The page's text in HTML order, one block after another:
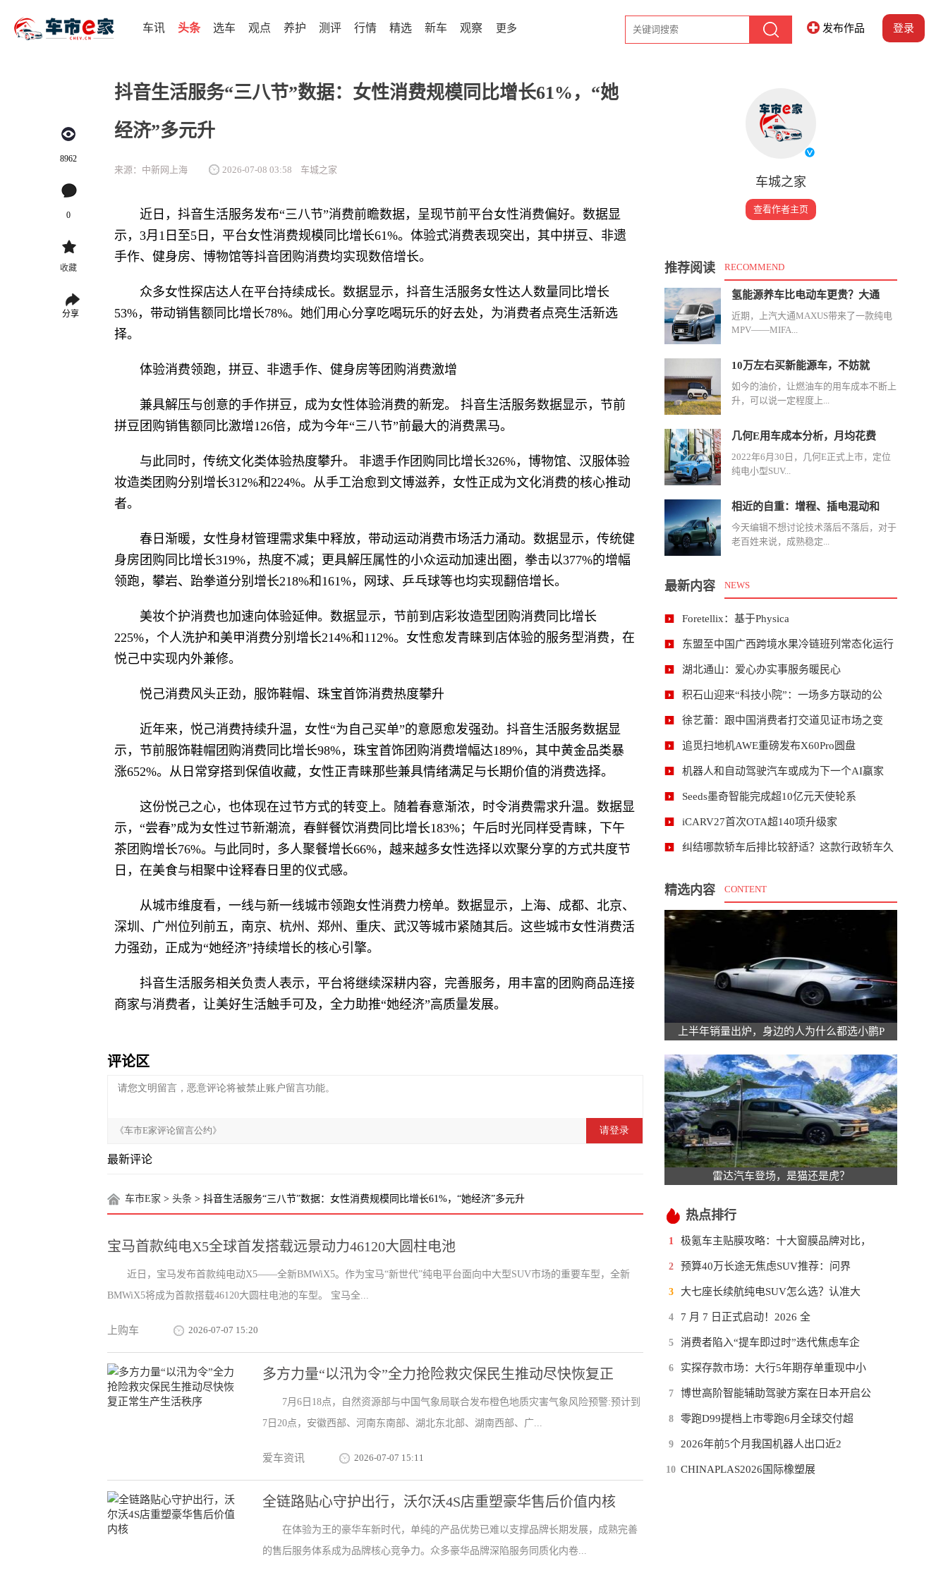
车讯 头条 选车 观点 养护 测评 行情 精选 新车 观察 更多 发布作品 登录
8962
0
收藏
分享
抖音生活服务“三八节”数据：女性消费规模同比增长61%，“她
经济”多元升
来源：中新网上海 2026-07-08 03:58 车城之家
近日，抖音生活服务发布“三八节”消费前瞻数据，呈现节前平台女性消费偏好。数据显
示，3月1日至5日，平台女性消费规模同比增长61%。体验式消费表现突出，其中拼豆、非遗
手作、健身房、博物馆等抖音团购消费均实现数倍增长。
众多女性探店达人在平台持续成长。数据显示，抖音生活服务女性达人数量同比增长
53%，带动销售额同比增长78%。她们用心分享吃喝玩乐的好去处，为消费者点亮生活新选
择。
体验消费领跑，拼豆、非遗手作、健身房等团购消费激增
兼具解压与创意的手作拼豆，成为女性体验消费的新宠。 抖音生活服务数据显示，节前
拼豆团购销售额同比激增126倍，成为今年“三八节”前最大的消费黑马。
与此同时，传统文化类体验热度攀升。 非遗手作团购同比增长326%，博物馆、汉服体验
妆造类团购分别增长312%和224%。从手工治愈到文博滋养，女性正成为文化消费的核心推动
者。
春日渐暖，女性身材管理需求集中释放，带动运动消费市场活力涌动。数据显示，传统健
身房团购同比增长319%，热度不减；更具解压属性的小众运动加速出圈，拳击以377%的增幅
领跑，攀岩、跆拳道分别增长218%和161%，网球、乒乓球等也均实现翻倍增长。
美妆个护消费也加速向体验延伸。数据显示，节前到店彩妆造型团购消费同比增长
225%，个人洗护和美甲消费分别增长214%和112%。女性愈发青睐到店体验的服务型消费，在
悦己中实现内外兼修。
悦己消费风头正劲，服饰鞋帽、珠宝首饰消费热度攀升
近年来，悦己消费持续升温，女性“为自己买单”的意愿愈发强劲。抖音生活服务数据显
示，节前服饰鞋帽团购消费同比增长98%，珠宝首饰团购消费增幅达189%，其中黄金品类暴
涨652%。从日常穿搭到保值收藏，女性正青睐那些兼具情绪满足与长期价值的消费选择。
这份悦己之心，也体现在过节方式的转变上。随着春意渐浓，时令消费需求升温。数据显
示，“尝春”成为女性过节新潮流，春鲜餐饮消费同比增长183%；午后时光同样受青睐，下午
茶团购增长76%。与此同时，多人聚餐增长66%，越来越多女性选择以欢聚分享的方式共度节
日，在美食与相聚中诠释春日里的仪式感。
从城市维度看，一线与新一线城市领跑女性消费力榜单。数据显示，上海、成都、北京、
深圳、广州位列前五，南京、杭州、郑州、重庆、武汉等城市紧随其后。这些城市女性消费活
力强劲，正成为“她经济”持续增长的核心引擎。
抖音生活服务相关负责人表示，平台将继续深耕内容，完善服务，用丰富的团购商品连接
商家与消费者，让美好生活触手可及，全力助推“她经济”高质量发展。
评论区
最新评论
车市E家 > 头条 > 抖音生活服务“三八节”数据：女性消费规模同比增长61%，“她经济”多元升
宝马首款纯电X5全球首发搭载远景动力46120大圆柱电池
近日，宝马发布首款纯电动X5——全新BMWiX5。作为宝马“新世代”纯电平台面向中大型SUV市场的重要车型，全新
BMWiX5将成为首款搭载46120大圆柱电池的车型。 宝马全...
上购车 2026-07-07 15:20
多方力量“以汛为令”全力抢险救灾保民生推动尽快恢复正
7月6日18点，自然资源部与中国气象局联合发布橙色地质灾害气象风险预警:预计到
7日20点，安徽西部、河南东南部、湖北东北部、湖南西部、广...
爱车资讯 2026-07-07 15:11
全链路贴心守护出行，沃尔沃4S店重塑豪华售后价值内核
在体验为王的豪华车新时代，单纯的产品优势已难以支撑品牌长期发展，成熟完善
的售后服务体系成为品牌核心竞争力。众多豪华品牌深陷服务同质化内卷...
车城之家
查看作者主页
推荐阅读 RECOMMEND
氢能源养车比电动车更贵？大通
近期，上汽大通MAXUS带来了一款纯电
MPV——MIFA...
10万左右买新能源车，不妨就
如今的油价，让燃油车的用车成本不断上
升，可以说一定程度上...
几何E用车成本分析，月均花费
2022年6月30日，几何E正式上市，定位
纯电小型SUV...
相近的自重：增程、插电混动和
今天编辑不想讨论技术落后不落后，对于
老百姓来说，成熟稳定...
最新内容 NEWS
Foretellix：基于Physica
东盟至中国广西跨境水果冷链班列常态化运行
湖北通山：爱心办实事服务暖民心
积石山迎来“科技小院”：一场多方联动的公
徐艺蕾：跟中国消费者打交道见证市场之变
追觅扫地机AWE重磅发布X60Pro圆盘
机器人和自动驾驶汽车或成为下一个AI赢家
Seeds墨奇智能完成超10亿元天使轮系
iCARV27首次OTA超140项升级家
纠结哪款轿车后排比较舒适？这款行政轿车久
精选内容 CONTENT
上半年销量出炉，身边的人为什么都选小鹏P
雷达汽车登场，是猫还是虎？
热点排行
1 极氪车主贴膜攻略：十大窗膜品牌对比，
2 预算40万长途无焦虑SUV推荐：问界
3 大七座长续航纯电SUV怎么选？认准大
4 7 月 7 日正式启动！2026 全
5 消费者陷入“提车即过时”迭代焦虑车企
6 实探存款市场：大行5年期存单重现中小
7 博世高阶智能辅助驾驶方案在日本开启公
8 零跑D99提档上市零跑6月全球交付超
9 2026年前5个月我国机器人出口近2
10 CHINAPLAS2026国际橡塑展